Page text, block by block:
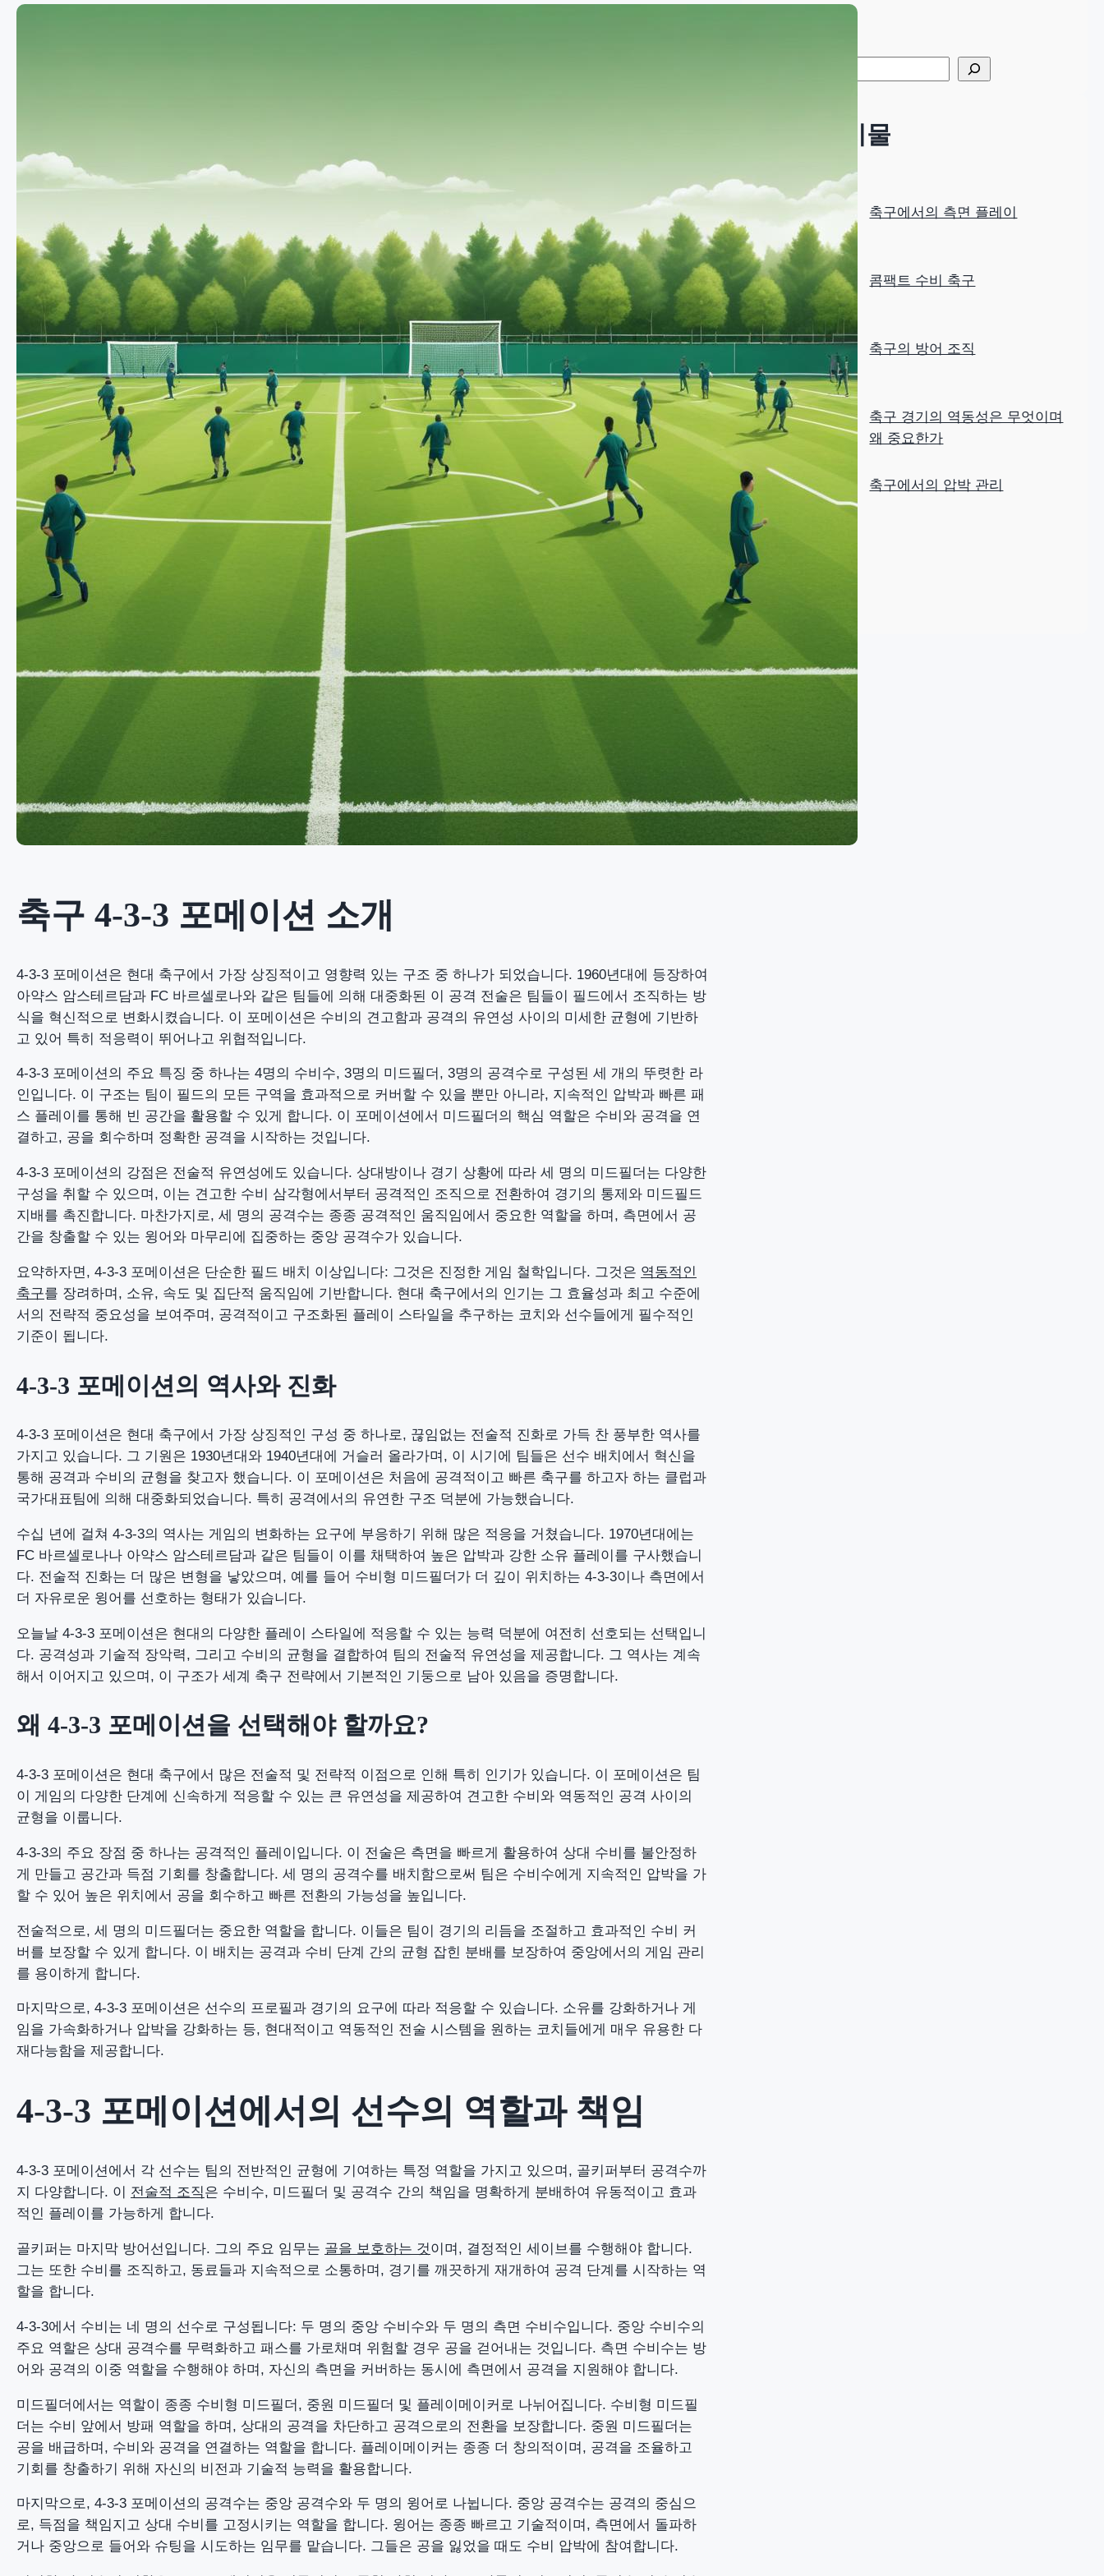
축구 4-3-3 포메이션 소개
4-3-3 포메이션은 현대 축구에서 가장 상징적이고 영향력 있는 구조 중 하나가 되었습니다. 1960년대에 등장하여
아약스 암스테르담과 FC 바르셀로나와 같은 팀들에 의해 대중화된 이 공격 전술은 팀들이 필드에서 조직하는 방
식을 혁신적으로 변화시켰습니다. 이 포메이션은 수비의 견고함과 공격의 유연성 사이의 미세한 균형에 기반하
고 있어 특히 적응력이 뛰어나고 위협적입니다.
4-3-3 포메이션의 주요 특징 중 하나는 4명의 수비수, 3명의 미드필더, 3명의 공격수로 구성된 세 개의 뚜렷한 라
인입니다. 이 구조는 팀이 필드의 모든 구역을 효과적으로 커버할 수 있을 뿐만 아니라, 지속적인 압박과 빠른 패
스 플레이를 통해 빈 공간을 활용할 수 있게 합니다. 이 포메이션에서 미드필더의 핵심 역할은 수비와 공격을 연
결하고, 공을 회수하며 정확한 공격을 시작하는 것입니다.
4-3-3 포메이션의 강점은 전술적 유연성에도 있습니다. 상대방이나 경기 상황에 따라 세 명의 미드필더는 다양한
구성을 취할 수 있으며, 이는 견고한 수비 삼각형에서부터 공격적인 조직으로 전환하여 경기의 통제와 미드필드
지배를 촉진합니다. 마찬가지로, 세 명의 공격수는 종종 공격적인 움직임에서 중요한 역할을 하며, 측면에서 공
간을 창출할 수 있는 윙어와 마무리에 집중하는 중앙 공격수가 있습니다.
요약하자면, 4-3-3 포메이션은 단순한 필드 배치 이상입니다: 그것은 진정한 게임 철학입니다. 그것은 역동적인
축구를 장려하며, 소유, 속도 및 집단적 움직임에 기반합니다. 현대 축구에서의 인기는 그 효율성과 최고 수준에
서의 전략적 중요성을 보여주며, 공격적이고 구조화된 플레이 스타일을 추구하는 코치와 선수들에게 필수적인
기준이 됩니다.
4-3-3 포메이션의 역사와 진화
4-3-3 포메이션은 현대 축구에서 가장 상징적인 구성 중 하나로, 끊임없는 전술적 진화로 가득 찬 풍부한 역사를
가지고 있습니다. 그 기원은 1930년대와 1940년대에 거슬러 올라가며, 이 시기에 팀들은 선수 배치에서 혁신을
통해 공격과 수비의 균형을 찾고자 했습니다. 이 포메이션은 처음에 공격적이고 빠른 축구를 하고자 하는 클럽과
국가대표팀에 의해 대중화되었습니다. 특히 공격에서의 유연한 구조 덕분에 가능했습니다.
수십 년에 걸쳐 4-3-3의 역사는 게임의 변화하는 요구에 부응하기 위해 많은 적응을 거쳤습니다. 1970년대에는
FC 바르셀로나나 아약스 암스테르담과 같은 팀들이 이를 채택하여 높은 압박과 강한 소유 플레이를 구사했습니
다. 전술적 진화는 더 많은 변형을 낳았으며, 예를 들어 수비형 미드필더가 더 깊이 위치하는 4-3-3이나 측면에서
더 자유로운 윙어를 선호하는 형태가 있습니다.
오늘날 4-3-3 포메이션은 현대의 다양한 플레이 스타일에 적응할 수 있는 능력 덕분에 여전히 선호되는 선택입니
다. 공격성과 기술적 장악력, 그리고 수비의 균형을 결합하여 팀의 전술적 유연성을 제공합니다. 그 역사는 계속
해서 이어지고 있으며, 이 구조가 세계 축구 전략에서 기본적인 기둥으로 남아 있음을 증명합니다.
왜 4-3-3 포메이션을 선택해야 할까요?
4-3-3 포메이션은 현대 축구에서 많은 전술적 및 전략적 이점으로 인해 특히 인기가 있습니다. 이 포메이션은 팀
이 게임의 다양한 단계에 신속하게 적응할 수 있는 큰 유연성을 제공하여 견고한 수비와 역동적인 공격 사이의
균형을 이룹니다.
4-3-3의 주요 장점 중 하나는 공격적인 플레이입니다. 이 전술은 측면을 빠르게 활용하여 상대 수비를 불안정하
게 만들고 공간과 득점 기회를 창출합니다. 세 명의 공격수를 배치함으로써 팀은 수비수에게 지속적인 압박을 가
할 수 있어 높은 위치에서 공을 회수하고 빠른 전환의 가능성을 높입니다.
전술적으로, 세 명의 미드필더는 중요한 역할을 합니다. 이들은 팀이 경기의 리듬을 조절하고 효과적인 수비 커
버를 보장할 수 있게 합니다. 이 배치는 공격과 수비 단계 간의 균형 잡힌 분배를 보장하여 중앙에서의 게임 관리
를 용이하게 합니다.
마지막으로, 4-3-3 포메이션은 선수의 프로필과 경기의 요구에 따라 적응할 수 있습니다. 소유를 강화하거나 게
임을 가속화하거나 압박을 강화하는 등, 현대적이고 역동적인 전술 시스템을 원하는 코치들에게 매우 유용한 다
재다능함을 제공합니다.
4-3-3 포메이션에서의 선수의 역할과 책임
4-3-3 포메이션에서 각 선수는 팀의 전반적인 균형에 기여하는 특정 역할을 가지고 있으며, 골키퍼부터 공격수까
지 다양합니다. 이 전술적 조직은 수비수, 미드필더 및 공격수 간의 책임을 명확하게 분배하여 유동적이고 효과
적인 플레이를 가능하게 합니다.
골키퍼는 마지막 방어선입니다. 그의 주요 임무는 골을 보호하는 것이며, 결정적인 세이브를 수행해야 합니다.
그는 또한 수비를 조직하고, 동료들과 지속적으로 소통하며, 경기를 깨끗하게 재개하여 공격 단계를 시작하는 역
할을 합니다.
4-3-3에서 수비는 네 명의 선수로 구성됩니다: 두 명의 중앙 수비수와 두 명의 측면 수비수입니다. 중앙 수비수의
주요 역할은 상대 공격수를 무력화하고 패스를 가로채며 위험할 경우 공을 걷어내는 것입니다. 측면 수비수는 방
어와 공격의 이중 역할을 수행해야 하며, 자신의 측면을 커버하는 동시에 측면에서 공격을 지원해야 합니다.
미드필더에서는 역할이 종종 수비형 미드필더, 중원 미드필더 및 플레이메이커로 나뉘어집니다. 수비형 미드필
더는 수비 앞에서 방패 역할을 하며, 상대의 공격을 차단하고 공격으로의 전환을 보장합니다. 중원 미드필더는
공을 배급하며, 수비와 공격을 연결하는 역할을 합니다. 플레이메이커는 종종 더 창의적이며, 공격을 조율하고
기회를 창출하기 위해 자신의 비전과 기술적 능력을 활용합니다.
마지막으로, 4-3-3 포메이션의 공격수는 중앙 공격수와 두 명의 윙어로 나뉩니다. 중앙 공격수는 공격의 중심으
로, 득점을 책임지고 상대 수비를 고정시키는 역할을 합니다. 윙어는 종종 빠르고 기술적이며, 측면에서 돌파하
거나 중앙으로 들어와 슈팅을 시도하는 임무를 맡습니다. 그들은 공을 잃었을 때도 수비 압박에 참여합니다.
최근 게시물
축구에서의 측면 플레이
콤팩트 수비 축구
축구의 방어 조직
축구 경기의 역동성은 무엇이며
왜 중요한가
축구에서의 압박 관리